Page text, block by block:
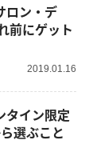
ロン・デ
前にゲット
2019.01.16
タイン限定
選ぶこと